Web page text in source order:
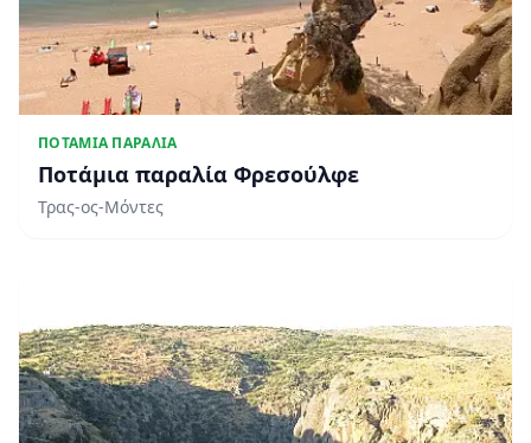
ΠΟΤΆΜΙΑ ΠΑΡΑΛΊΑ
Ποτάμια παραλία Φρεσούλφε
Τρας-ος-Μόντες